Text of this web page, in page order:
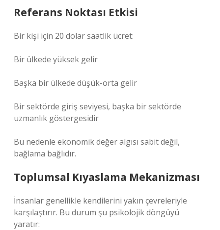
Referans Noktası Etkisi
Bir kişi için 20 dolar saatlik ücret:
Bir ülkede yüksek gelir
Başka bir ülkede düşük-orta gelir
Bir sektörde giriş seviyesi, başka bir sektörde
uzmanlık göstergesidir
Bu nedenle ekonomik değer algısı sabit değil,
bağlama bağlıdır.
Toplumsal Kıyaslama Mekanizması
İnsanlar genellikle kendilerini yakın çevreleriyle
karşılaştırır. Bu durum şu psikolojik döngüyü
yaratır: